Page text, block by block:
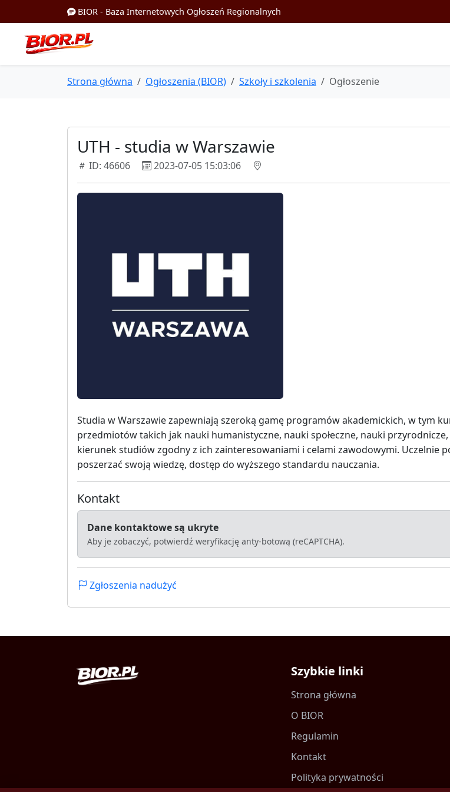
BIOR - Baza Internetowych Ogłoszeń Regionalnych
Strona główna Ogłoszenia (BIOR) Szkoły i szkolenia Ogłoszenie
UTH - studia w Warszawie
ID: 46606 2023-07-05 15:03:06
Studia w Warszawie zapewniają szeroką gamę programów akademickich, w tym
przedmiotów takich jak nauki humanistyczne, nauki społeczne, nauki
kierunek studiów zgodny z ich zainteresowaniami i celami zawodowymi. Uczelnie
poszerzać swoją wiedzę, dostęp do wyższego standardu nauczania.
Kontakt
Dane kontaktowe są ukryte
Aby je zobaczyć, potwierdź weryfikację anty-botową (reCAPTCHA).
Zgłoszenia nadużyć
Szybkie linki
Strona główna
O BIOR
Regulamin
Kontakt
Polityka prywatności